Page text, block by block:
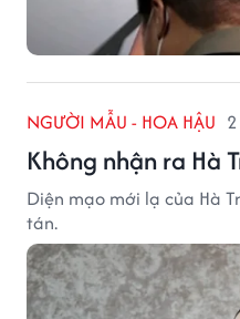
NGƯỜI MẪU - HOA HẬU
Không nhận ra Hà
Diện mạo mới lạ của Hà
tán.